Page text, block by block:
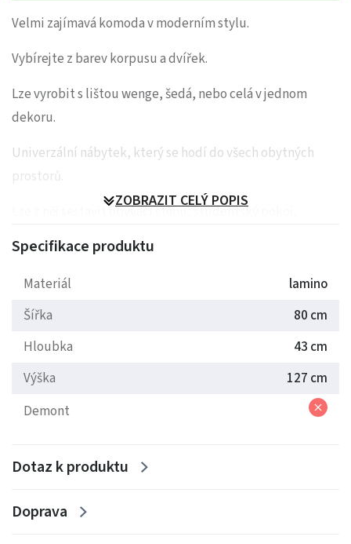
Velmi zajímavá komoda v moderním stylu.
Vybírejte z barev korpusu a dvířek.
Lze vyrobit s lištou wenge, šedá, nebo celá v jednom
dekoru.
Univerzální nábytek, který se hodí do všech obytných
prostorů.
Lze z něj sestavit obývací stěnu, studentský pokoj,
jídelnu, pracovnu, nebo také předsíňovou stěnu.
dekorů.
ZOBRAZIT CELÝ POPIS
Specifikace produktu
Materiál
lamino
Šířka
80 cm
Hloubka
43 cm
Výška
127 cm
Demont
Dotaz k produktu
Doprava